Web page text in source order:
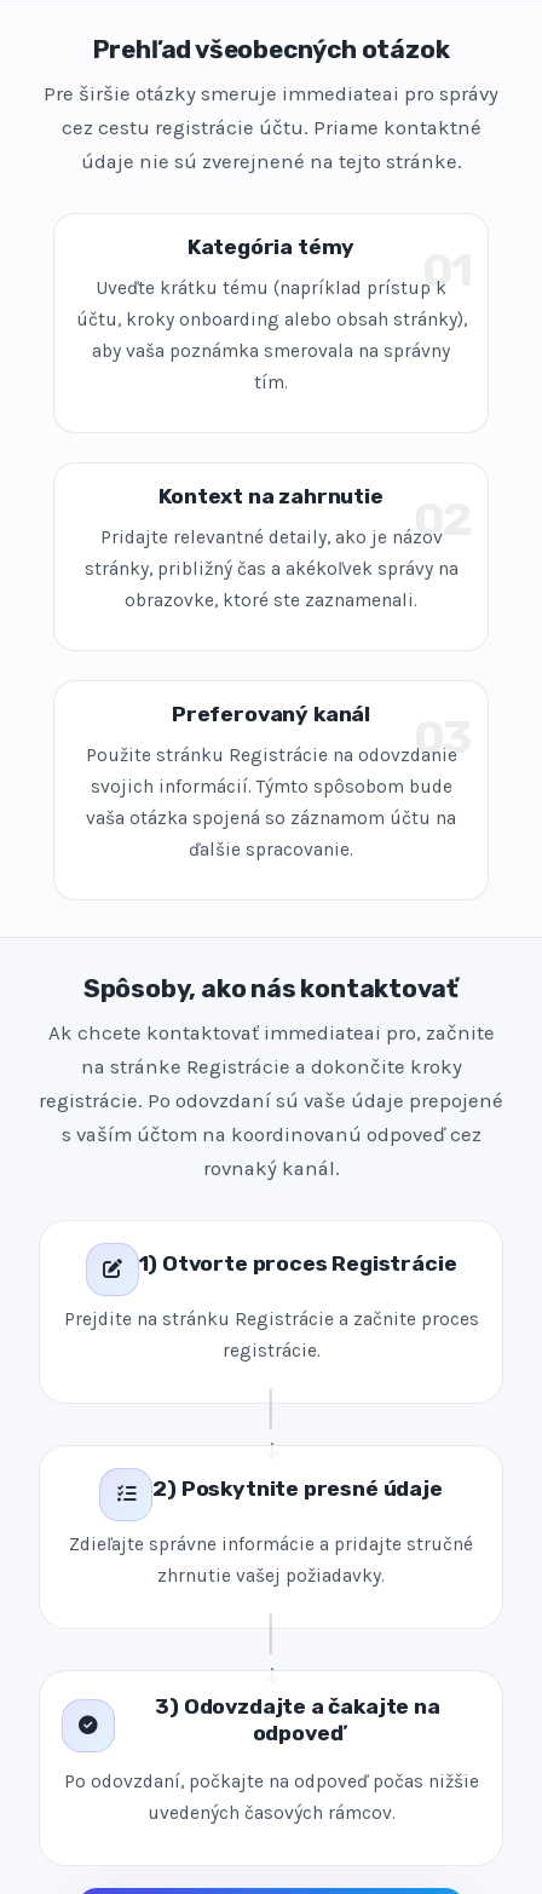
Prehľad všeobecných otázok
Pre širšie otázky smeruje immediateai pro správy
cez cestu registrácie účtu. Priame kontaktné
údaje nie sú zverejnené na tejto stránke.
01
Kategória témy
Uveďte krátku tému (napríklad prístup k
účtu, kroky onboarding alebo obsah stránky),
aby vaša poznámka smerovala na správny
tím.
02
Kontext na zahrnutie
Pridajte relevantné detaily, ako je názov
stránky, približný čas a akékoľvek správy na
obrazovke, ktoré ste zaznamenali.
03
Preferovaný kanál
Použite stránku Registrácie na odovzdanie
svojich informácií. Týmto spôsobom bude
vaša otázka spojená so záznamom účtu na
ďalšie spracovanie.
Spôsoby, ako nás kontaktovať
Ak chcete kontaktovať immediateai pro, začnite
na stránke Registrácie a dokončite kroky
registrácie. Po odovzdaní sú vaše údaje prepojené
s vaším účtom na koordinovanú odpoveď cez
rovnaký kanál.
1) Otvorte proces Registrácie
Prejdite na stránku Registrácie a začnite proces
registrácie.
2) Poskytnite presné údaje
Zdieľajte správne informácie a pridajte stručné
zhrnutie vašej požiadavky.
3) Odovzdajte a čakajte na
odpoveď
Po odovzdaní, počkajte na odpoveď počas nižšie
uvedených časových rámcov.